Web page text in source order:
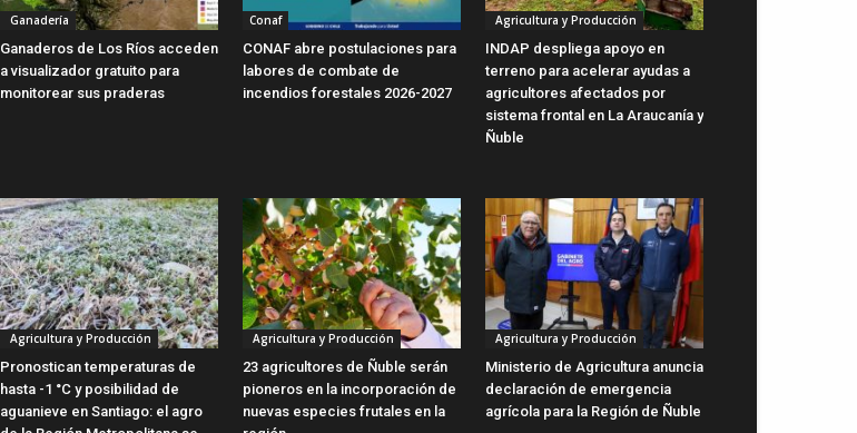
Ganadería
Ganaderos de Los Ríos acceden
a visualizador gratuito para
monitorear sus praderas
Conaf
CONAF abre postulaciones para
labores de combate de
incendios forestales 2026-2027
Agricultura y Producción
INDAP despliega apoyo en
terreno para acelerar ayudas a
agricultores afectados por
sistema frontal en La Araucanía y
Ñuble
Agricultura y Producción
Pronostican temperaturas de
hasta -1 °C y posibilidad de
aguanieve en Santiago: el agro
Agricultura y Producción
23 agricultores de Ñuble serán
pioneros en la incorporación de
nuevas especies frutales en la
Agricultura y Producción
Ministerio de Agricultura anuncia
declaración de emergencia
agrícola para la Región de Ñuble